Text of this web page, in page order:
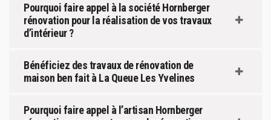
Pourquoi faire appel à la société Hornberger
rénovation pour la réalisation de vos travaux
d’intérieur ?
Bénéficiez des travaux de rénovation de
maison ben fait à La Queue Les Yvelines
Pourquoi faire appel à l’artisan Hornberger